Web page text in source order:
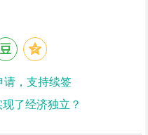
请，支持续签
了经济独立？